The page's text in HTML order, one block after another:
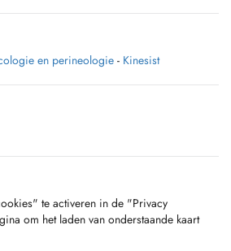
en perineologie - Kinesist
te activeren in de "Privacy
om het laden van onderstaande kaart